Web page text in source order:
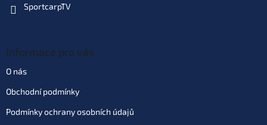
SportcarpTV
Informace pro vás
O nás
Obchodní podmínky
Podmínky ochrany osobních údajů